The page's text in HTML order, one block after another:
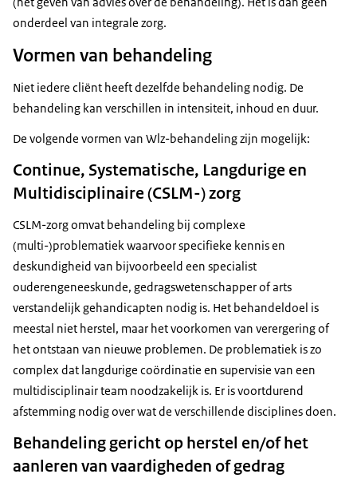
onderdeel van integrale zorg.
Vormen van behandeling
Niet iedere cliënt heeft dezelfde behandeling nodig. De
behandeling kan verschillen in intensiteit, inhoud en duur.
De volgende vormen van Wlz-behandeling zijn mogelijk:
Continue, Systematische, Langdurige en
Multidisciplinaire (CSLM-) zorg
CSLM-zorg omvat behandeling bij complexe
(multi-)problematiek waarvoor specifieke kennis en
deskundigheid van bijvoorbeeld een specialist
ouderengeneeskunde, gedragswetenschapper of arts
verstandelijk gehandicapten nodig is. Het behandeldoel is
meestal niet herstel, maar het voorkomen van verergering of
het ontstaan van nieuwe problemen. De problematiek is zo
complex dat langdurige coördinatie en supervisie van een
multidisciplinair team noodzakelijk is. Er is voortdurend
afstemming nodig over wat de verschillende disciplines doen.
Behandeling gericht op herstel en/of het
aanleren van vaardigheden of gedrag